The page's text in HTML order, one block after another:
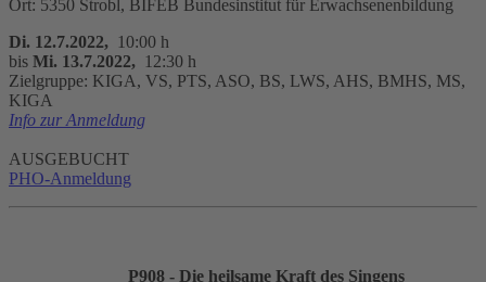
Ort: 5350 Strobl, BIFEB Bundesinstitut für Erwachsenenbildung
Di. 12.7.2022, 10:00 h
bis Mi. 13.7.2022, 12:30 h
Zielgruppe: KIGA, VS, PTS, ASO, BS, LWS, AHS, BMHS, MS,
KIGA
Info zur Anmeldung
AUSGEBUCHT
PHO-Anmeldung
P908 - Die heilsame Kraft des Singens